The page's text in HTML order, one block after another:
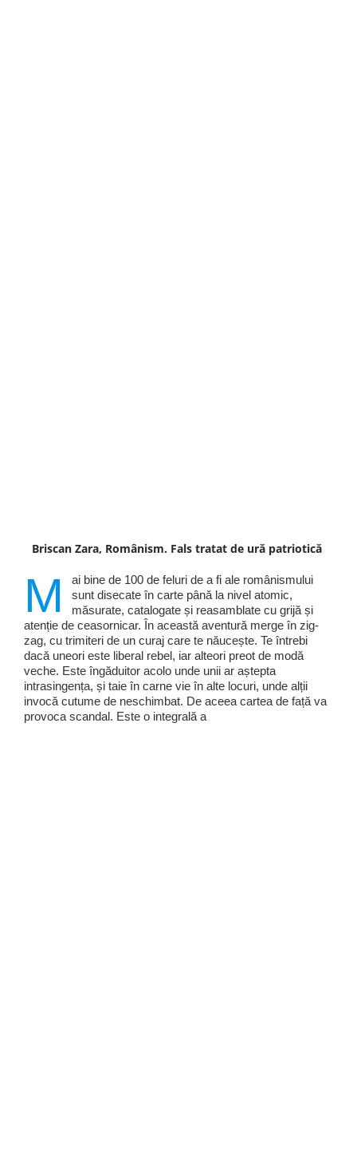
Briscan Zara, Românism. Fals tratat de ură patriotică
M
ai bine de 100 de feluri de a fi ale românismului
sunt disecate în carte până la nivel atomic,
măsurate, catalogate și reasamblate cu grijă și
atenție de ceasornicar. În această aventură merge în zig-
zag, cu trimiteri de un curaj care te năucește. Te întrebi
dacă uneori este liberal rebel, iar alteori preot de modă
veche. Este îngăduitor acolo unde unii ar aștepta
intrasingența, și taie în carne vie în alte locuri, unde alții
invocă cutume de neschimbat. De aceea cartea de față va
provoca scandal. Este o integrală a